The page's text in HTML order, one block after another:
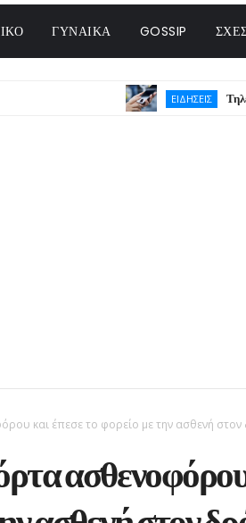
ΓΥΝΑΙΚΑ GOSSIP
ΕΙΔΗΣΕΙΣ Τηλεφωνική
και έπεσε το φορείο με την ασθενή